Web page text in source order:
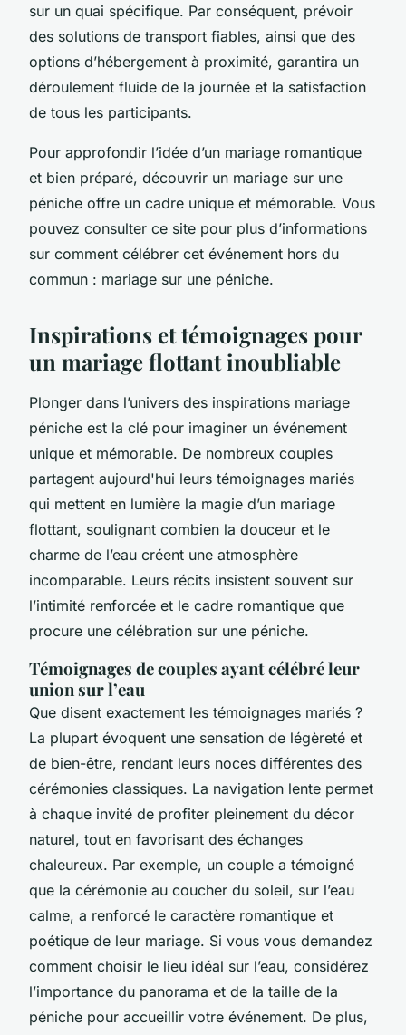
sur un quai spécifique. Par conséquent, prévoir
des solutions de transport fiables, ainsi que des
options d’hébergement à proximité, garantira un
déroulement fluide de la journée et la satisfaction
de tous les participants.
Pour approfondir l’idée d’un mariage romantique
et bien préparé, découvrir un mariage sur une
péniche offre un cadre unique et mémorable. Vous
pouvez consulter ce site pour plus d’informations
sur comment célébrer cet événement hors du
commun : mariage sur une péniche.
Inspirations et témoignages pour
un mariage flottant inoubliable
Plonger dans l’univers des inspirations mariage
péniche est la clé pour imaginer un événement
unique et mémorable. De nombreux couples
partagent aujourd'hui leurs témoignages mariés
qui mettent en lumière la magie d’un mariage
flottant, soulignant combien la douceur et le
charme de l’eau créent une atmosphère
incomparable. Leurs récits insistent souvent sur
l’intimité renforcée et le cadre romantique que
procure une célébration sur une péniche.
Témoignages de couples ayant célébré leur
union sur l’eau
Que disent exactement les témoignages mariés ?
La plupart évoquent une sensation de légèreté et
de bien-être, rendant leurs noces différentes des
cérémonies classiques. La navigation lente permet
à chaque invité de profiter pleinement du décor
naturel, tout en favorisant des échanges
chaleureux. Par exemple, un couple a témoigné
que la cérémonie au coucher du soleil, sur l’eau
calme, a renforcé le caractère romantique et
poétique de leur mariage. Si vous vous demandez
comment choisir le lieu idéal sur l’eau, considérez
l’importance du panorama et de la taille de la
péniche pour accueillir votre événement. De plus,